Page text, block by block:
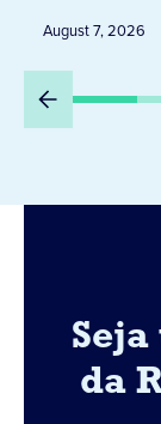
August 7, 2026
da